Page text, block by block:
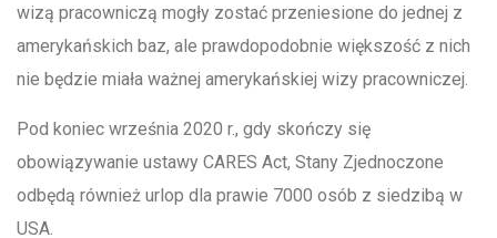
wizą pracowniczą mogły zostać przeniesione do jednej z
amerykańskich baz, ale prawdopodobnie większość z nich
nie będzie miała ważnej amerykańskiej wizy pracowniczej.
Pod koniec września 2020 r., gdy skończy się
obowiązywanie ustawy CARES Act, Stany Zjednoczone
odbędą również urlop dla prawie 7000 osób z siedzibą w
USA.